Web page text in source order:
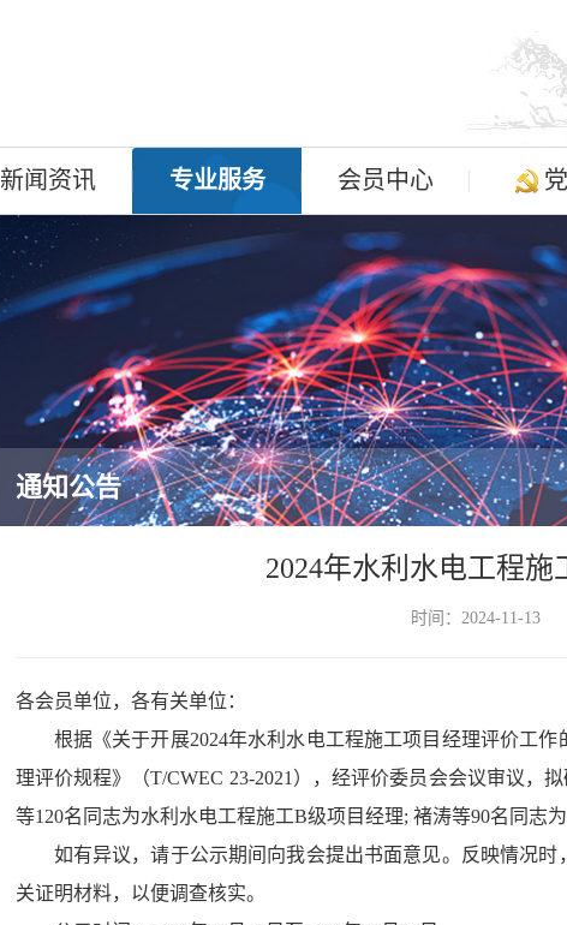
新闻资讯 专业服务 会员中心
通知公告
2024年水利水电工程
时间：2024-11-13
各会员单位，各有关单位：
根据《关于开展2024年水利水电工程施工项目经理评价工
理评价规程》（T/CWEC 23-2021），经评价委员会会议审议，
等120名同志为水利水电工程施工B级项目经理; 褚涛等90名同志
如有异议，请于公示期间向我会提出书面意见。反映情况
关证明材料，以便调查核实。